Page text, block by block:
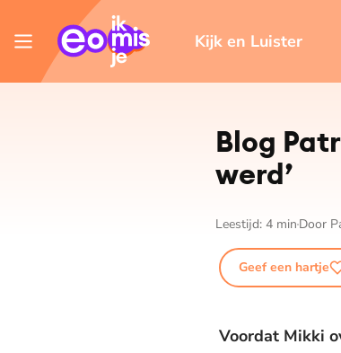
Kijk en Luister
Blog
werd’
Leestijd: 4 min Door
Geef een hartje
Voordat Mikki